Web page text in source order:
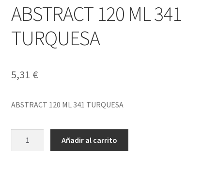
ABSTRACT 120 ML 341
TURQUESA
5,31 €
ABSTRACT 120 ML 341 TURQUESA
Añadir al carrito